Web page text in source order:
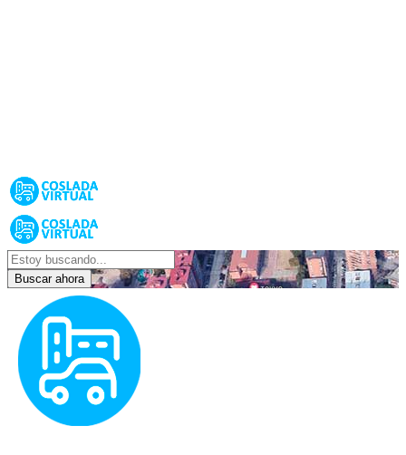
Buscar ahora